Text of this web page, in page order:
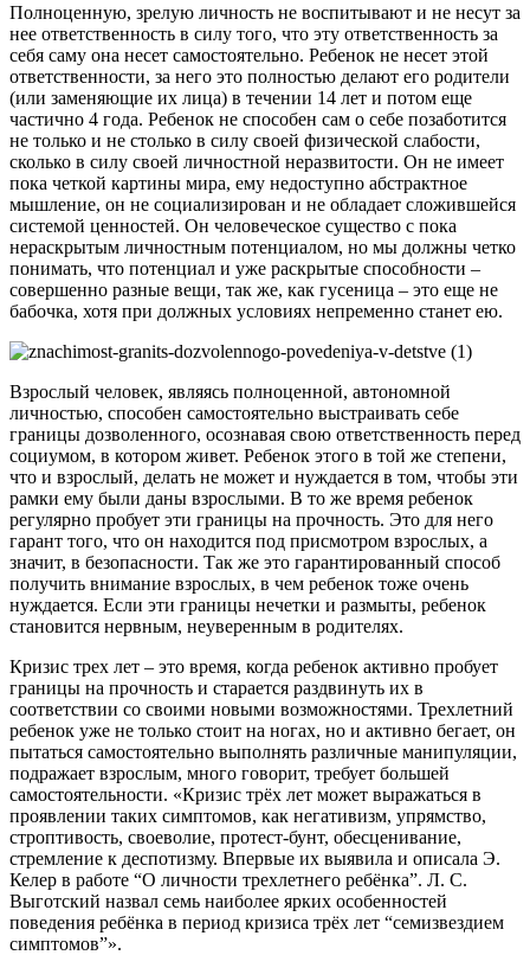
Полноценную, зрелую личность не воспитывают и не несут за
нее ответственность в силу того, что эту ответственность за
себя саму она несет самостоятельно. Ребенок не несет этой
ответственности, за него это полностью делают его родители
(или заменяющие их лица) в течении 14 лет и потом еще
частично 4 года. Ребенок не способен сам о себе позаботится
не только и не столько в силу своей физической слабости,
сколько в силу своей личностной неразвитости. Он не имеет
пока четкой картины мира, ему недоступно абстрактное
мышление, он не социализирован и не обладает сложившейся
системой ценностей. Он человеческое существо с пока
нераскрытым личностным потенциалом, но мы должны четко
понимать, что потенциал и уже раскрытые способности –
совершенно разные вещи, так же, как гусеница – это еще не
бабочка, хотя при должных условиях непременно станет ею.
Взрослый человек, являясь полноценной, автономной
личностью, способен самостоятельно выстраивать себе
границы дозволенного, осознавая свою ответственность перед
социумом, в котором живет. Ребенок этого в той же степени,
что и взрослый, делать не может и нуждается в том, чтобы эти
рамки ему были даны взрослыми. В то же время ребенок
регулярно пробует эти границы на прочность. Это для него
гарант того, что он находится под присмотром взрослых, а
значит, в безопасности. Так же это гарантированный способ
получить внимание взрослых, в чем ребенок тоже очень
нуждается. Если эти границы нечетки и размыты, ребенок
становится нервным, неуверенным в родителях.
Кризис трех лет – это время, когда ребенок активно пробует
границы на прочность и старается раздвинуть их в
соответствии со своими новыми возможностями. Трехлетний
ребенок уже не только стоит на ногах, но и активно бегает, он
пытаться самостоятельно выполнять различные манипуляции,
подражает взрослым, много говорит, требует большей
самостоятельности. «Кризис трёх лет может выражаться в
проявлении таких симптомов, как негативизм, упрямство,
строптивость, своеволие, протест-бунт, обесценивание,
стремление к деспотизму. Впервые их выявила и описала Э.
Келер в работе “О личности трехлетнего ребёнка”. Л. С.
Выготский назвал семь наиболее ярких особенностей
поведения ребёнка в период кризиса трёх лет “семизвездием
симптомов”».